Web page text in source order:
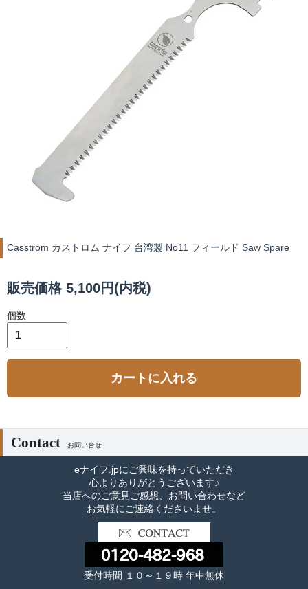
Casstrom カストロム ナイフ 台湾製 No11 フィールド Saw Spare
販売価格 5,100円(内税)
個数
カートに入れる
Contact お問い合せ
eナイフ.jpにご興味を持っていただき
心よりありがとうございます♪
当店へのご意見ご感想、お問い合わせなど
お気軽にご連絡くださいませ。
受付時間 １０～１９時 年中無休